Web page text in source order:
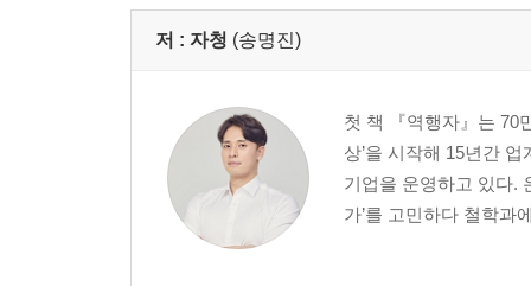
저 : 자청 (송명진)
첫 책 『역행자』는 70
상’을 시작해 15년간 업
기업을 운영하고 있다.
가’를 고민하다 철학과